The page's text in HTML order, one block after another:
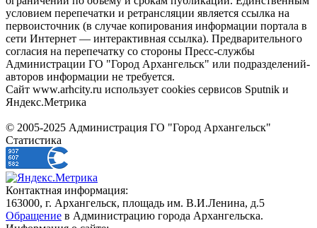
условием перепечатки и ретрансляции является ссылка на
первоисточник (в случае копирования информации портала в
сети Интернет — интерактивная ссылка). Предварительного
согласия на перепечатку со стороны Пресс-службы
Администрации ГО "Город Архангельск" или подразделений-
авторов информации не требуется.
Сайт www.arhcity.ru использует cookies сервисов Sputnik и
Яндекс.Метрика
© 2005-2025 Администрация ГО "Город Архангельск"
Статистика
Контактная информация:
163000, г. Архангельск, площадь им. В.И.Ленина, д.5
Обращение в Администрацию города Архангельска.